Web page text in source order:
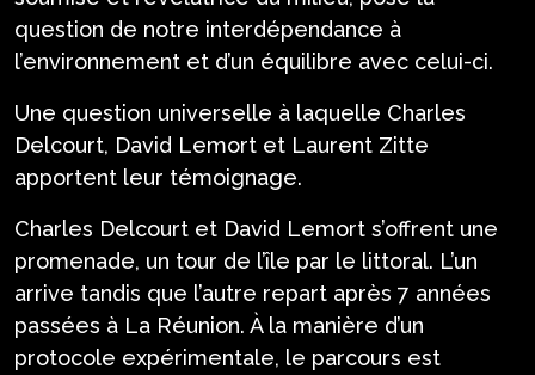
question de notre interdépendance à
l’environnement et d’un équilibre avec celui-ci.
Une question universelle à laquelle Charles
Delcourt, David Lemort et Laurent Zitte
apportent leur témoignage.
Charles Delcourt et David Lemort s’offrent une
promenade, un tour de l’île par le littoral. L’un
arrive tandis que l’autre repart après 7 années
passées à La Réunion. À la manière d’un
protocole expérimentale, le parcours est